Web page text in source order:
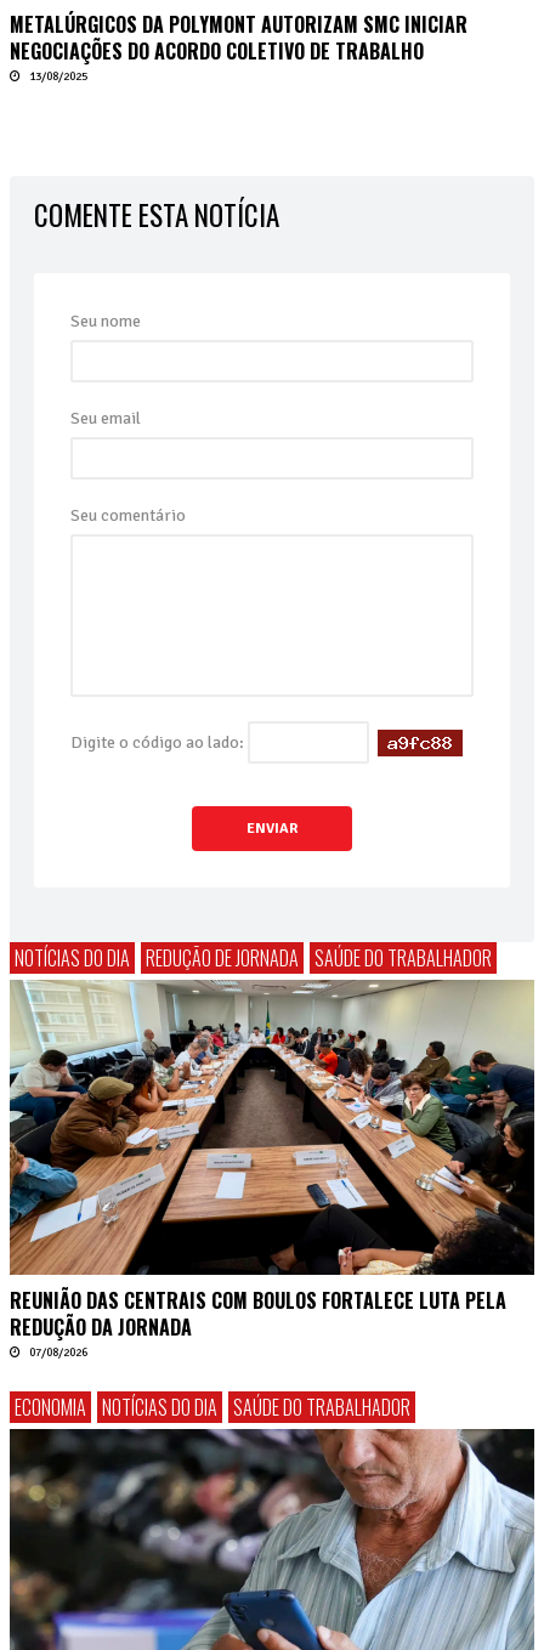
METALÚRGICOS DA POLYMONT AUTORIZAM SMC INICIAR
NEGOCIAÇÕES DO ACORDO COLETIVO DE TRABALHO
13/08/2025
COMENTE ESTA NOTÍCIA
Seu nome
Seu email
Seu comentário
Digite o código ao lado:
ENVIAR
NOTÍCIAS DO DIA REDUÇÃO DE JORNADA SAÚDE DO TRABALHADOR
REUNIÃO DAS CENTRAIS COM BOULOS FORTALECE LUTA PELA
REDUÇÃO DA JORNADA
07/08/2026
ECONOMIA NOTÍCIAS DO DIA SAÚDE DO TRABALHADOR